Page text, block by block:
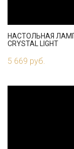
НАСТОЛЬНАЯ
CRYSTAL LIGHT
5 669 руб.